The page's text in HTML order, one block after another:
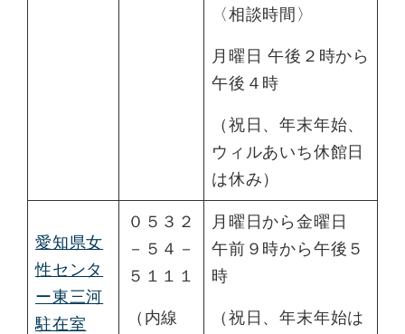
〈相談時間〉
月曜日 午後２時から
午後４時
（祝日、年末年始、
ウィルあいち休館日
は休み）
愛知県女
性センタ
ー東三河
駐在室
０５３２
－５４－
５１１１
（内線
月曜日から金曜日
午前９時から午後５
時
（祝日、年末年始は